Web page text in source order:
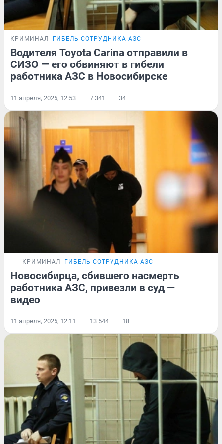
КРИМИНАЛ ГИБЕЛЬ СОТРУДНИКА АЗС
Водителя Toyota Carina отправили в
СИЗО — его обвиняют в гибели
работника АЗС в Новосибирске
11 апреля, 2025, 12:53 7 341 34
КРИМИНАЛ ГИБЕЛЬ СОТРУДНИКА АЗС
Новосибирца, сбившего насмерть
работника АЗС, привезли в суд —
видео
11 апреля, 2025, 12:11 13 544 18